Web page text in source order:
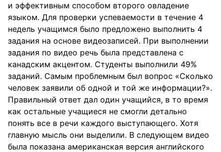
и эффективным способом второго овладение
языком. Для проверки успеваемости в течение 4
недель учащимся было предложено выполнить 4
задания на основе видеозаписей. При выполнении
задания по видео речь была представлена с
канадским акцентом. Студенты выполнили 49%
заданий. Самым проблемным был вопрос «Сколько
человек заявили об одной и той же информации?».
Правильный ответ дал один учащийся, в то время
как остальные учащиеся не смогли детально
понять все в речи каждого выступающего. Хотя
главную мысль они выделили. В следующем видео
была показана американская версия английского